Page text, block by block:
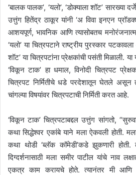
‘बालक पालक’, ‘यलो’, ‘डोक्याला शॉट’ सारख्या
उत्तुंग हितेंद्र ठाकूर यांनी ‘अ विवा इनएन
आशयपूर्ण, भावनिक आणि त्यासोबतच
‘यलो’ या चित्रपटाने राष्ट्रीय पुरस्कार
शॉट’ या चित्रपटांना प्रेक्षकांची पसंती मिळाली.
‘विकून टाक’ हा धमाल, विनोदी चित्रपट
चित्रपट निर्मितीचे धडे परदेशातून घेतले असून
चांगल्या विषयांवर चित्रपटाची निर्मिती करत आहे.
‘विकून टाक’ चित्रपटाबद्दल उत्तुंग सांगतो,
कथा सिद्धेश्वर एकांबे याने मला ऐकवली होती.
कथा थोडी ‘ब्लॅक कॉमेडी’कडे झुकणारी होती.
दिग्दर्शनासाठी मला समीर पाटील यांचे नाव
एकत्र काम करायचे होते. त्यानंतर मी